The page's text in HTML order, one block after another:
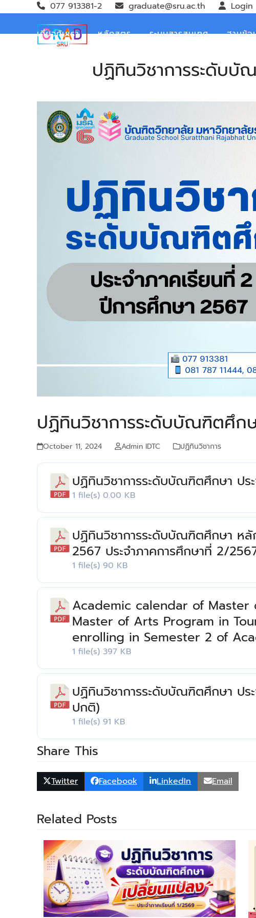
content
077 913381-2 graduate@sru.ac.th Login
เกี่ยวกับเรา หลักสูตร ระบบสารสนเทศ ฐานข้
ปฏิทินวิชาการระดับบั
ปฏิทินวิชาการระดับบัณฑิตศึก
October 11, 2024 Admin IDTC ปฏิทินวิชาการ
ปฏิทินวิชาการระดับบัณฑิตศึกษา ปร
1 file(s) 0.00 KB
ปฏิทินวิชาการระดับบัณฑิตศึกษา ห
2567 ประจําภาคการศึกษาที่ 2/
1 file(s) 90 KB
Academic calendar of
Master of Arts Program in
enrolling in Semester 2 of
1 file(s) 397 KB
ปฏิทินวิชาการระดับบัณฑิตศึกษา ป
ปกติ)
1 file(s) 91 KB
Share This
Twitter Facebook LinkedIn Email
Related Posts